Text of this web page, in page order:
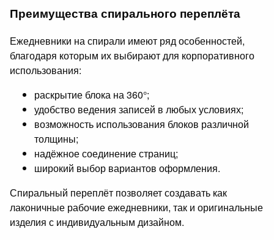
Преимущества спирального переплёта
Ежедневники на спирали имеют ряд особенностей,
благодаря которым их выбирают для корпоративного
использования:
раскрытие блока на 360°;
удобство ведения записей в любых условиях;
возможность использования блоков различной
толщины;
надёжное соединение страниц;
широкий выбор вариантов оформления.
Спиральный переплёт позволяет создавать как
лаконичные рабочие ежедневники, так и оригинальные
изделия с индивидуальным дизайном.